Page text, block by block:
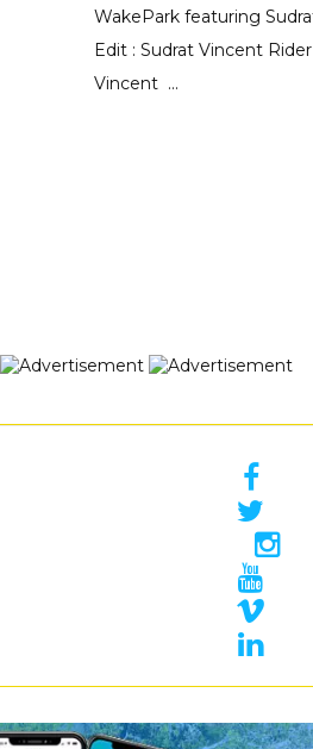
WakePark featuring
Edit : Sudrat Vincent
Vincent ...